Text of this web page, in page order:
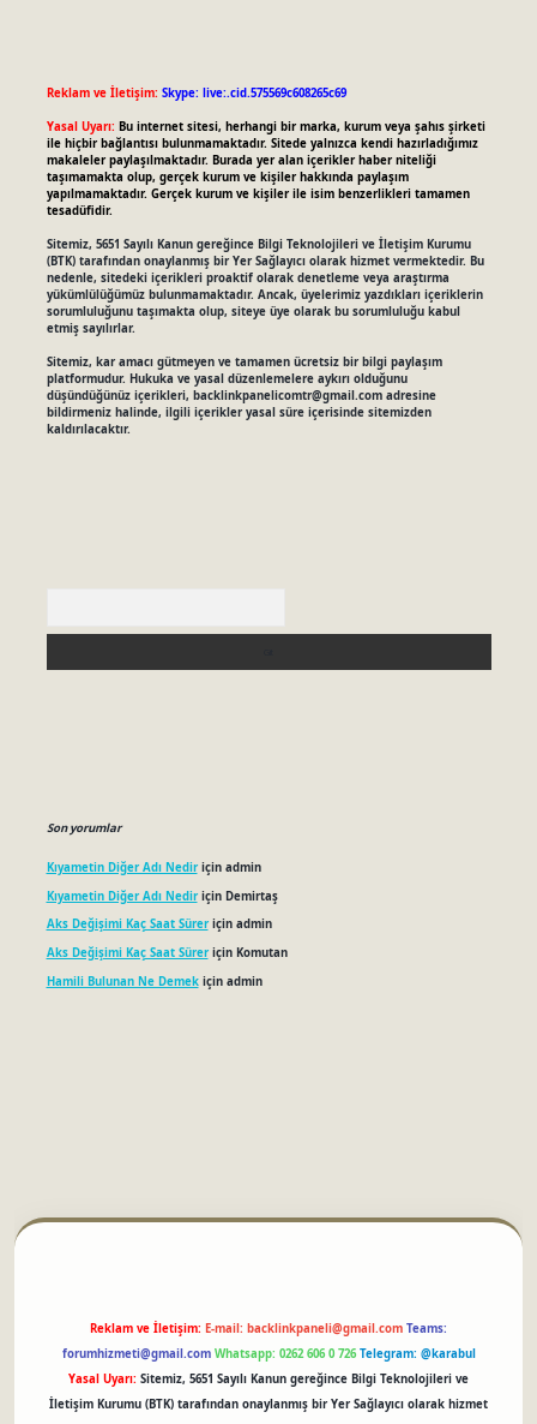
Reklam ve İletişim: Skype: live:.cid.575569c608265c69
Yasal Uyarı: Bu internet sitesi, herhangi bir marka, kurum veya şahıs şirketi
ile hiçbir bağlantısı bulunmamaktadır. Sitede yalnızca kendi hazırladığımız
makaleler paylaşılmaktadır. Burada yer alan içerikler haber niteliği
taşımamakta olup, gerçek kurum ve kişiler hakkında paylaşım
yapılmamaktadır. Gerçek kurum ve kişiler ile isim benzerlikleri tamamen
tesadüfidir.
Sitemiz, 5651 Sayılı Kanun gereğince Bilgi Teknolojileri ve İletişim Kurumu
(BTK) tarafından onaylanmış bir Yer Sağlayıcı olarak hizmet vermektedir. Bu
nedenle, sitedeki içerikleri proaktif olarak denetleme veya araştırma
yükümlülüğümüz bulunmamaktadır. Ancak, üyelerimiz yazdıkları içeriklerin
sorumluluğunu taşımakta olup, siteye üye olarak bu sorumluluğu kabul
etmiş sayılırlar.
Sitemiz, kar amacı gütmeyen ve tamamen ücretsiz bir bilgi paylaşım
platformudur. Hukuka ve yasal düzenlemelere aykırı olduğunu
düşündüğünüz içerikleri, backlinkpanelicomtr@gmail.comadresine
bildirmeniz halinde, ilgili içerikler yasal süre içerisinde sitemizden
kaldırılacaktır.
Son yorumlar
Kıyametin Diğer Adı Nediriçin admin
Kıyametin Diğer Adı Nediriçin Demirtaş
Aks Değişimi Kaç Saat Süreriçin admin
Aks Değişimi Kaç Saat Süreriçin Komutan
Hamili Bulunan Ne Demekiçin admin
Reklam ve İletişim: E-mail: backlinkpaneli@gmail.com Teams:
forumhizmeti@gmail.com Whatsapp: 0262 606 0 726 Telegram: @karabul
Yasal Uyarı: Sitemiz, 5651 Sayılı Kanun gereğince Bilgi Teknolojileri ve
İletişim Kurumu (BTK) tarafından onaylanmış bir Yer Sağlayıcı olarak hizmet